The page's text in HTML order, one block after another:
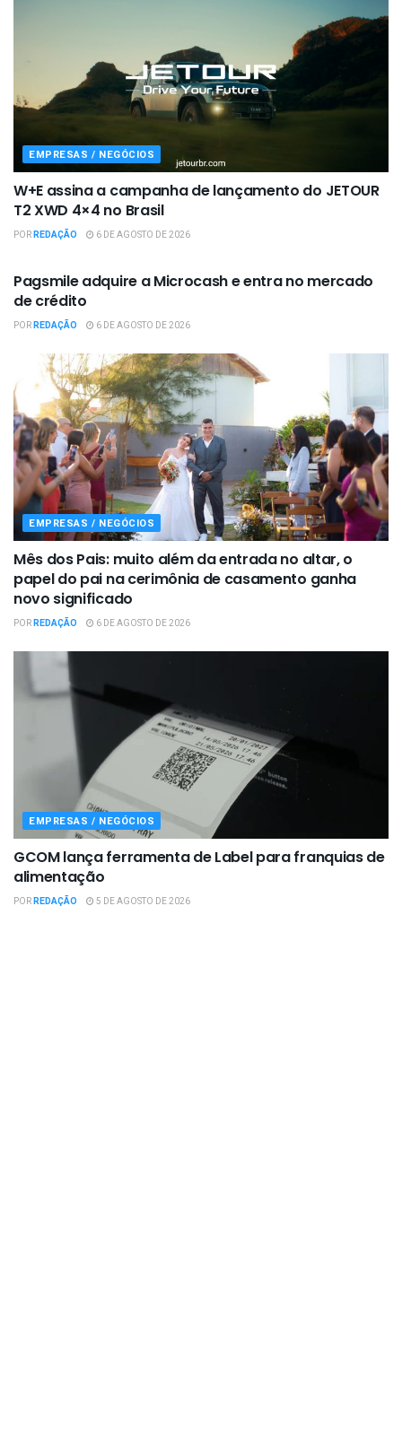
EMPRESAS / NEGÓCIOS
W+E assina a campanha de lançamento do JETOUR
T2 XWD 4×4 no Brasil
PORREDAÇÃO 6 DE AGOSTO DE 2026
Pagsmile adquire a Microcash e entra no mercado
de crédito
PORREDAÇÃO 6 DE AGOSTO DE 2026
EMPRESAS / NEGÓCIOS
Mês dos Pais: muito além da entrada no altar, o
papel do pai na cerimônia de casamento ganha
novo significado
PORREDAÇÃO 6 DE AGOSTO DE 2026
EMPRESAS / NEGÓCIOS
GCOM lança ferramenta de Label para franquias de
alimentação
PORREDAÇÃO 5 DE AGOSTO DE 2026